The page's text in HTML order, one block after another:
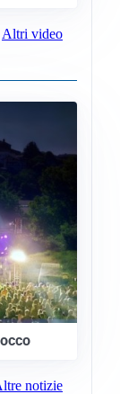
Altri video
notizie